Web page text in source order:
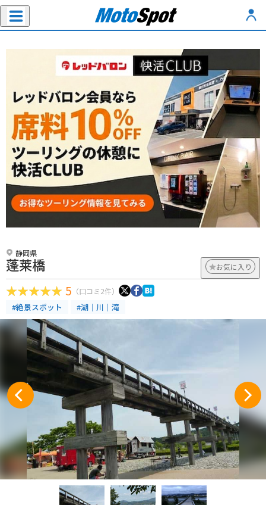
静岡県
蓬莱橋 お気に入り
5 （口コミ2件）
#絶景スポット #湖｜川｜滝